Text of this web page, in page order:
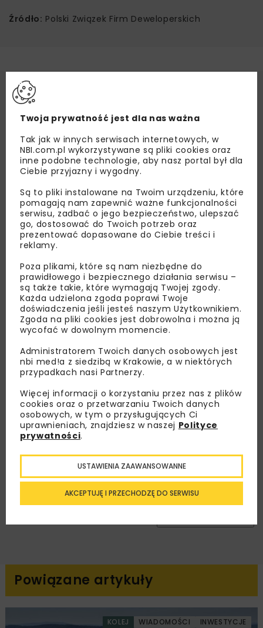
Źródło: Polski Związek Firm Deweloperskich
Lubisz wiedzieć więcej?
Zapisz się do newslettera aby otrzymywać od
nas najlepsze informacje branżowe,
dedykowane akcje specjalne.
Zapoznałam/em się zPolityką Prywatnościi
oraz wyrażam zgodę na otrzymywanie na
podany przeze mnie adres e-mail korespondencji
handlowej w postaci newslettera.
Powiązane artykuły
KOLEJ WIADOMOŚCI INWESTYCJE
Twoja prywatność jest dla nas ważna
Tak jak w innych serwisach internetowych, w
NBI.com.pl wykorzystywane są pliki cookies oraz
inne podobne technologie, aby nasz portal był dla
Ciebie przyjazny i wygodny.
Są to pliki instalowane na Twoim urządzeniu, które
pomagają nam zapewnić ważne funkcjonalności
serwisu, zadbać o jego bezpieczeństwo, ulepszać
go, dostosować do Twoich potrzeb oraz
prezentować dopasowane do Ciebie treści i
reklamy.
Poza plikami, które są nam niezbędne do
prawidłowego i bezpiecznego działania serwisu –
są także takie, które wymagają Twojej zgody.
Każda udzielona zgoda poprawi Twoje
doświadczenia jeśli jesteś naszym Użytkownikiem.
Zgoda na pliki cookies jest dobrowolna i można ją
wycofać w dowolnym momencie.
Administratorem Twoich danych osobowych jest
nbi med!a z siedzibą w Krakowie, a w niektórych
przypadkach nasi Partnerzy.
Więcej informacji o korzystaniu przez nas z plików
cookies oraz o przetwarzaniu Twoich danych
osobowych, w tym o przysługujących Ci
uprawnieniach, znajdziesz w naszej Polityce
prywatności.
AKCEPTUJĘ I PRZECHODZĘ DO SERWISU
USTAWIENIA ZAAWANSOWANNE